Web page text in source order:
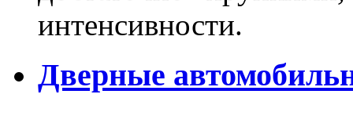
интенсивности.
Дверные